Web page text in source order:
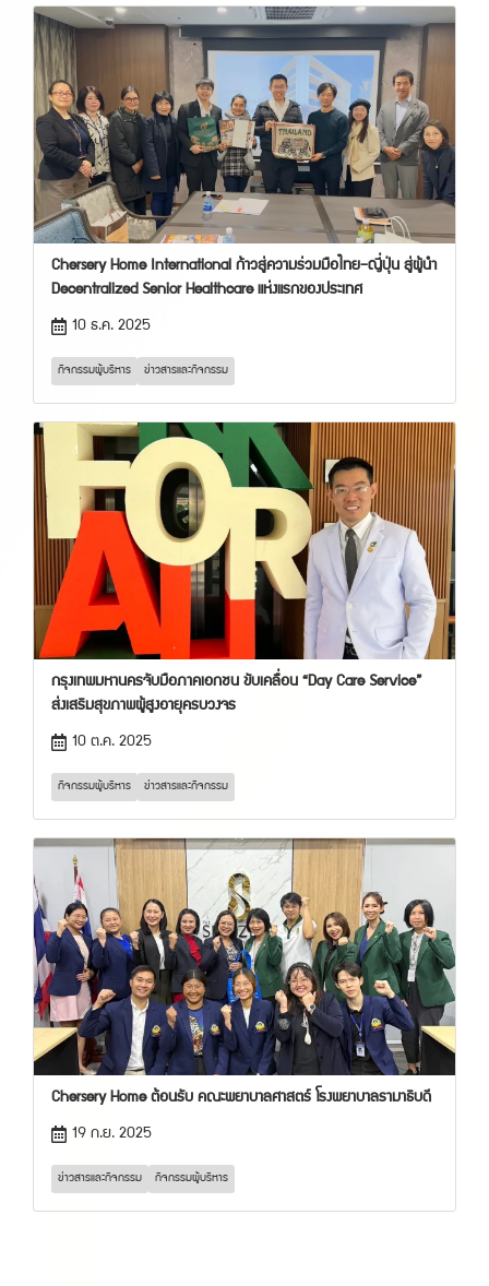
Chersery Home International ก้าวสู่ความร่วมมือไทย–ญี่ปุ่น สู่ผู้นำ
Decentralized Senior Healthcare แห่งแรกของประเทศ
10 ธ.ค. 2025
กิจกรรมผู้บริหาร ข่าวสารและกิจกรรม
กรุงเทพมหานครจับมือภาคเอกชน ขับเคลื่อน “Day Care Service”
ส่งเสริมสุขภาพผู้สูงอายุครบวงจร
10 ต.ค. 2025
กิจกรรมผู้บริหาร ข่าวสารและกิจกรรม
Chersery Home ต้อนรับ คณะพยาบาลศาสตร์ โรงพยาบาลรามาธิบดี
19 ก.ย. 2025
ข่าวสารและกิจกรรม กิจกรรมผู้บริหาร